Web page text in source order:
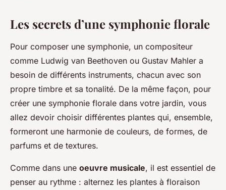
Les secrets d’une symphonie florale
Pour composer une symphonie, un compositeur
comme Ludwig van Beethoven ou Gustav Mahler a
besoin de différents instruments, chacun avec son
propre timbre et sa tonalité. De la même façon, pour
créer une symphonie florale dans votre jardin, vous
allez devoir choisir différentes plantes qui, ensemble,
formeront une harmonie de couleurs, de formes, de
parfums et de textures.
Comme dans une oeuvre musicale, il est essentiel de
penser au rythme : alternez les plantes à floraison